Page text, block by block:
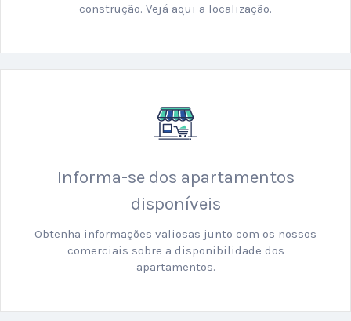
construção. Vejá aqui a localização.
Informa-se dos apartamentos
disponíveis
Obtenha informações valiosas junto com os nossos
comerciais sobre a disponibilidade dos
apartamentos.